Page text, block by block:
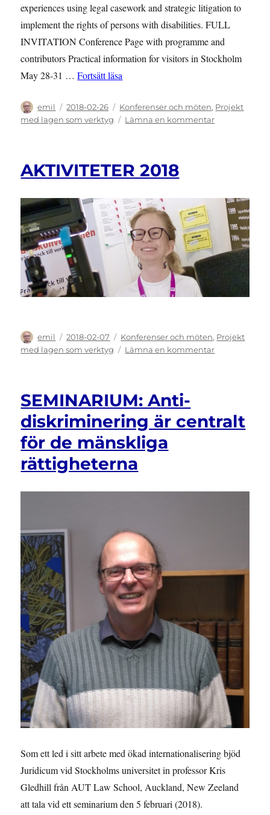
experiences using legal casework and strategic litigation to
implement the rights of persons with disabilities. FULL
INVITATION Conference Page with programme and
contributors Practical information for visitors in Stockholm
May 28-31 …Fortsätt läsa
Författare
emil
Publicerat
den
2018-02-26 Kategorier
Konferenser och möten, Projekt
med lagen som verktyg
Lämna en kommentartill
and
connected
events
AKTIVITETER 2018
Författare
emil
Publicerat
den
2018-02-07 Kategorier
Konferenser och möten, Projekt
med lagen som verktyg
Lämna en kommentartill
SEMINARIUM: Anti-
diskriminering är centralt
för de mänskliga
rättigheterna
Som ett led i sitt arbete med ökad internationalisering bjöd
Juridicum vid Stockholms universitet in professor Kris
Gledhill från AUT Law School, Auckland, New Zeeland
att tala vid ett seminarium den 5 februari (2018).